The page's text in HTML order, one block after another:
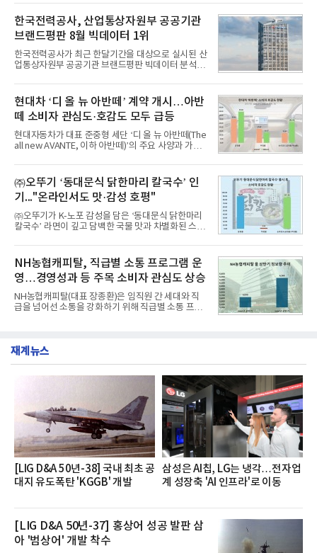
일 한국기업평판연구소(소장 구창환)는 국내 교육서
비스 상장기업 브랜드를 대상으로 지난 7월 7일부터
8월 7일까지 수집된 소비자 빅데이터 10,074,233건
을 분석한 결과, 메가스터디교육이 브랜드평판지수
1,710,926을 기록하며 8월 1위에 올랐다고 밝혔다.
분석에 활용된 빅데이터는 지난 7월(9,491,206건) 대
비 6.14% 증가한 수치로, 교육서비스 상장기업 브랜
디교육, 대교, 디지
한국전력공사, 산업통상자원부 공공기관
브랜드평판 8월 빅데이터 1위
한국전력공사가 최근 한달기간을 대상으로 실시된 산
업통상자원부 공공기관 브랜드평판 빅데이터 분석에
이 순으로 뒤를 이었다.7일 한국기업평판연구소(소장
구창환)는 산업통상자원부 공공기관 41개 브랜드를
대상으로 지난 7월 7일부터 8월 7일까지 수집된 소비
자 빅데이터 91,102,549건을 분석한 결과, 한국전력
공사가 브랜드평판지수 10,670,633을 기록하며 8월
1위에 올랐다고 밝혔다. 분석에 활용된 빅데이터는 지
난 7월(88,893,823건) 대비 2.48% 증가한 수치다.연
수력원자력, 한국석
현대차 ‘디 올 뉴 아반떼’ 계약 개시…아반
떼 소비자 관심도·호감도 모두 급등
현대자동차가 대표 준중형 세단 ‘디 올 뉴 아반떼(The
all new AVANTE, 이하 아반떼)’의 주요 사양과 가격
떼는 6년 만에 선보이는 8세대 완전변경 모델로, ▲정
교한 선과 면을 중심으로 완성한 파격적인 디자인 ▲
과거 중형 세단 수준으로 확대된 차체 제원 ▲글로벌
최고 수준의 안전성 ▲성능과 효율을 동시에 높인 주
행 완성도 ▲첨단 편의 및 디지털 사양 적용 등을 통해
글로벌 준중형 세단의 새로운 기준을 세웠다.아반떼
는 가솔린 2.0과 1.6 하이브리드 두 가지 파워트레인
넘
㈜오뚜기 ‘동대문식 닭한마리 칼국수’ 인
기..."온라인서도 맛·감성 호평"
㈜오뚜기가 K-노포 감성을 담은 ‘동대문식 닭한마리
칼국수’ 라면이 깊고 담백한 국물 맛과 차별화된 스토
혔다.‘동대문식 닭한마리 칼국수’는 예상을 뛰어넘는
소비자 호응에 힘입어 지난 7월 13일 첫 선을 보인 지
단 18일 만에 누적 판매량 50만 개를 돌파하는 성과를
거두었다.이번 신제품은 개발진이 전국의 닭한마리
전문점을 직접 찾아 다니며 최적의 육수 비율을 완성
했다. 자극적이지 않으면서도 깊은 닭육수에 마늘의
개운한 풍미를 더했으며, 국물이 잘 배어들면서도 쫄
서도
NH농협캐피탈, 직급별 소통 프로그램 운
영…경영성과 등 주목 소비자 관심도 상승
NH농협캐피탈(대표 장종환)은 임직원 간 세대와 직
급을 넘어선 소통을 강화하기 위해 직급별 소통 프로
영지원부 홍보팀과 2026년 새로이(e)＊가 공동 주관
쳐 진행됐다.참고로 새로이(e)는 NH농협캐피탈 MZ
세대들로(과장~계장) 구성된 자율 참여조직으로, 조
직문화 혁신과 업무 효율성 향상을 위한 다양한 활동
을 추진하며,새로운 변화와 이로운 영향력을 조직전
반에 전파하는 역할
재계뉴스
[LIG D&A 50년-38] 국내 최초 공
대지 유도폭탄 'KGGB' 개발
삼성은 AI칩, LG는 냉각…전자업
계 성장축 'AI 인프라'로 이동
[LIG D&A 50년-37] 홍상어 성공 발판 삼
아 '범상어' 개발 착수